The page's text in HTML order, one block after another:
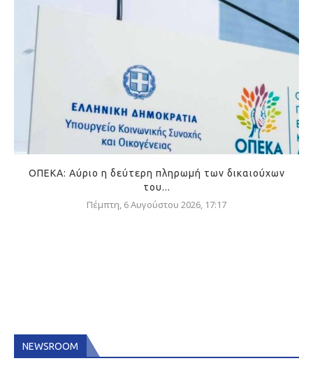
ΟΠΕΚΑ: Αύριο η δεύτερη πληρωμή των δικαιούχων
του...
Πέμπτη, 6 Αυγούστου 2026, 17:17
NEWSROOM